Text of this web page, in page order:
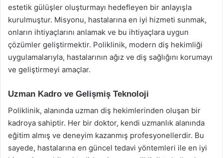
estetik gülüşler oluşturmayı hedefleyen bir anlayışla
kurulmuştur. Misyonu, hastalarına en iyi hizmeti sunmak,
onların ihtiyaçlarını anlamak ve bu ihtiyaçlara uygun
çözümler geliştirmektir. Poliklinik, modern diş hekimliği
uygulamalarıyla, hastalarının ağız ve diş sağlığını korumayı
ve geliştirmeyi amaçlar.
Uzman Kadro ve Gelişmiş Teknoloji
Poliklinik, alanında uzman diş hekimlerinden oluşan bir
kadroya sahiptir. Her bir doktor, kendi uzmanlık alanında
eğitim almış ve deneyim kazanmış profesyonellerdir. Bu
sayede, hastalarına en güncel tedavi yöntemleri ile en iyi